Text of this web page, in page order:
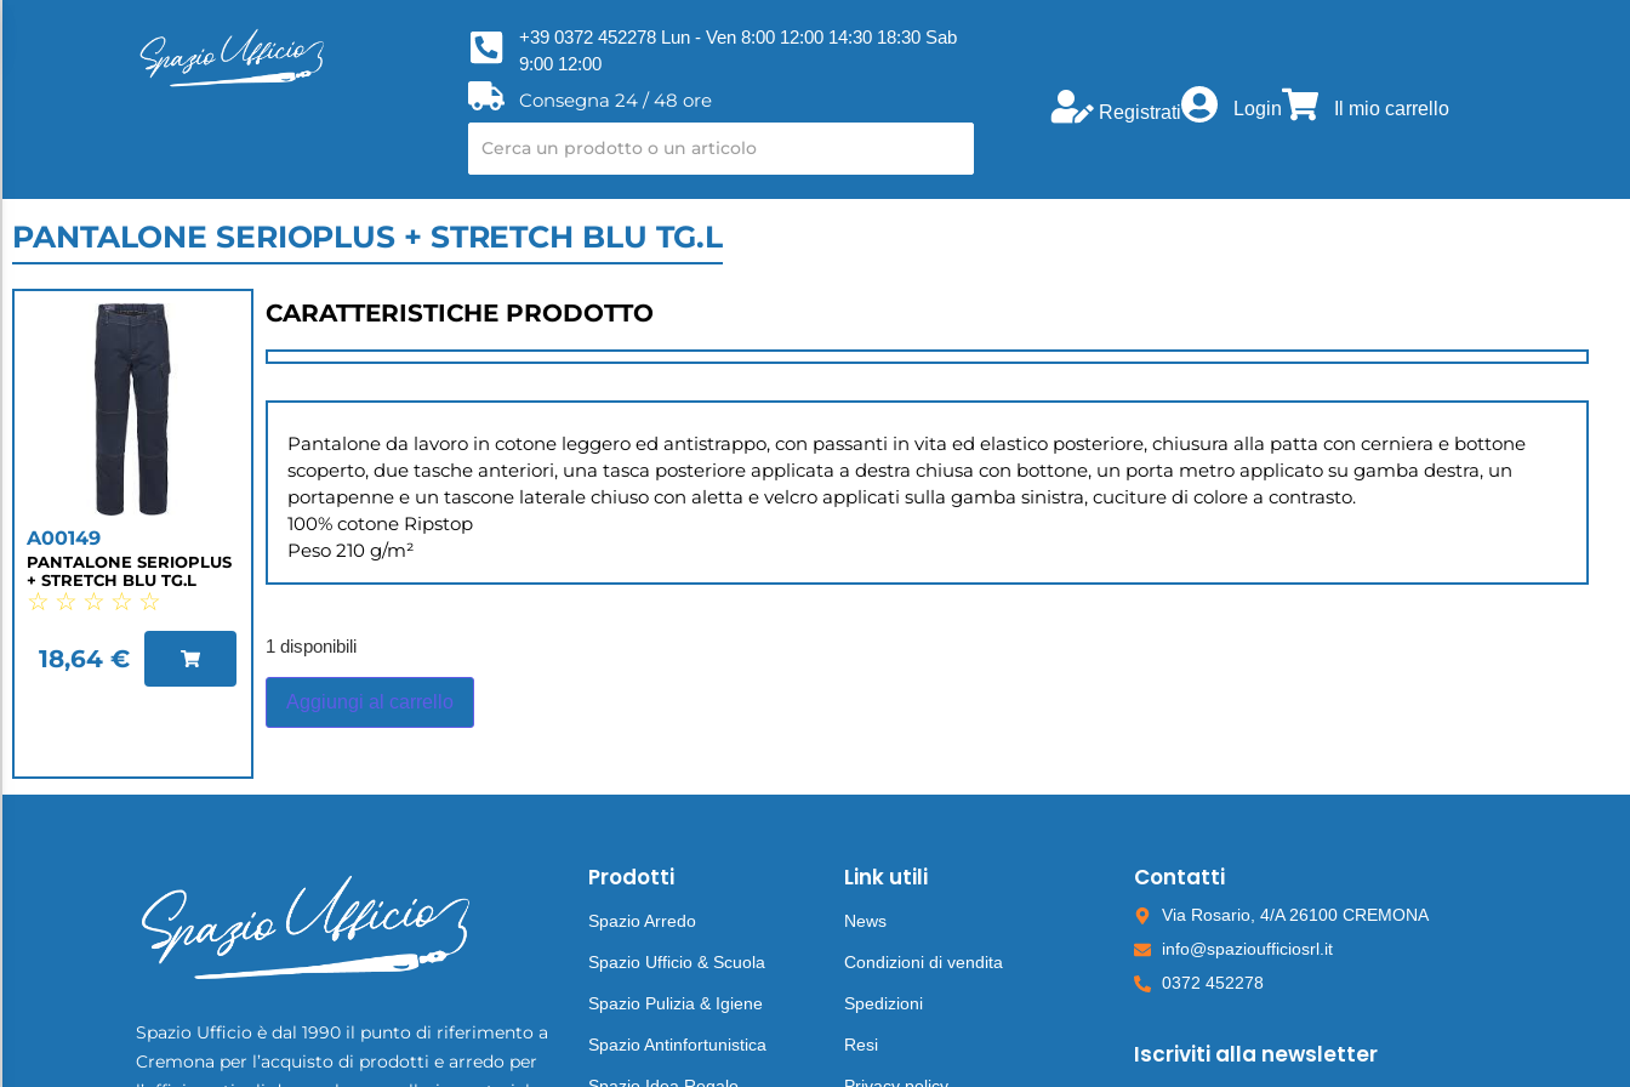
+39 0372 452278 Lun - Ven 8:00 12:00 14:30 18:30 Sab
9:00 12:00
Consegna 24 / 48 ore
Registrati Login Il mio carrello
PANTALONE SERIOPLUS + STRETCH BLU TG.L
A00149
PANTALONE SERIOPLUS
+ STRETCH BLU TG.L
☆ ☆ ☆ ☆ ☆
18,64 €
CARATTERISTICHE PRODOTTO
Pantalone da lavoro in cotone leggero ed antistrappo, con passanti in vita ed elastico posteriore, chiusura alla patta con cerniera e bottone
scoperto, due tasche anteriori, una tasca posteriore applicata a destra chiusa con bottone, un porta metro applicato su gamba destra, un
portapenne e un tascone laterale chiuso con aletta e velcro applicati sulla gamba sinistra, cuciture di colore a contrasto.
100% cotone Ripstop
Peso 210 g/m²
1 disponibili
Aggiungi al carrello
Spazio Ufficio è dal 1990 il punto di riferimento a
Cremona per l’acquisto di prodotti e arredo per
Prodotti
Spazio Arredo
Spazio Ufficio & Scuola
Spazio Pulizia & Igiene
Spazio Antinfortunistica
Link utili
News
Condizioni di vendita
Spedizioni
Resi
Contatti
Via Rosario, 4/A 26100 CREMONA
info@spazioufficiosrl.it
0372 452278
Iscriviti alla newsletter